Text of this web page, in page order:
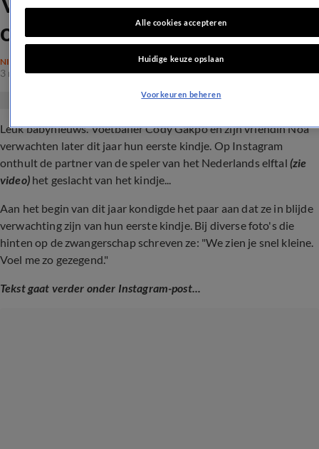
onthult geslacht van kindje
NIEUWS
3 mrt 2024, 13:04
Leuk babynieuws. Voetballer Cody Gakpo en zijn vriendin Noa
verwachten later dit jaar hun eerste kindje. Op Instagram
onthult de partner van de speler van het Nederlands elftal (zie
video)het geslacht van het kindje...
Aan het begin van dit jaar kondigde het paar aan dat ze in blijde
verwachting zijn van hun eerste kindje. Bij diverse foto's die
hinten op de zwangerschap schreven ze: "We zien je snel kleine.
Voel me zo gezegend."
Tekst gaat verder onder Instagram-post...
Alle cookies accepteren
Huidige keuze opslaan
Voorkeuren beheren